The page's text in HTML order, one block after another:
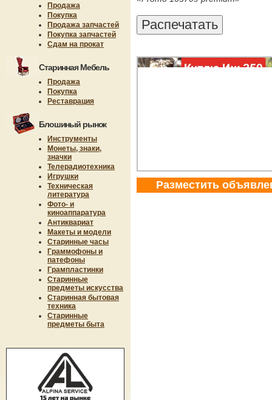
Продажа
Покупка
Продажа запчастей
Покупка запчастей
Сдам на прокат
Старинная Мебель
Продажа
Покупка
Реставрация
Блошиный рынок
Инструменты
Монеты, знаки,
значки
Телерадиотехника
Игрушки
Техническая
литература
Фото- и
киноаппаратура
Антиквариат
Макеты и модели
Старинные часы
Граммофоны и
патефоны
Грампластинки
Старинные
предметы искусства
Старинная бытовая
техника
Старинные
предметы быта
Разместить